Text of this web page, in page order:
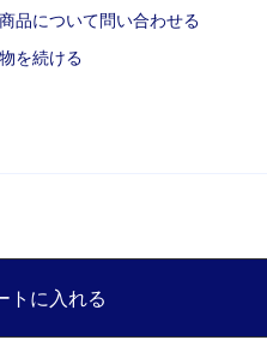
品について問い合わせる
を続ける
トに入れる